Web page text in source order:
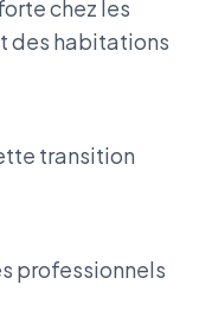
chez les
des habitations
transition
professionnels